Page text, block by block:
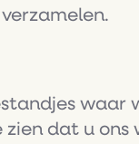
dat u ons